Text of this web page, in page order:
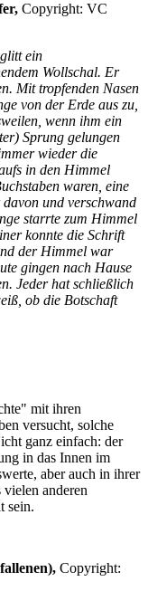
Copyright: VC
ein
Wollschal. Er
Mit tropfenden Nasen
von der Erde aus zu,
wenn ihm ein
Sprung gelungen
wieder die
in den Himmel
waren, eine
und verschwand
starrte zum Himmel
konnte die Schrift
der Himmel war
gingen nach Hause
Jeder hat schließlich
ob die Botschaft
mit ihren
versucht, solche
ganz einfach: der
in das Innen im
aber auch in ihrer
anderen
sein.
Copyright: